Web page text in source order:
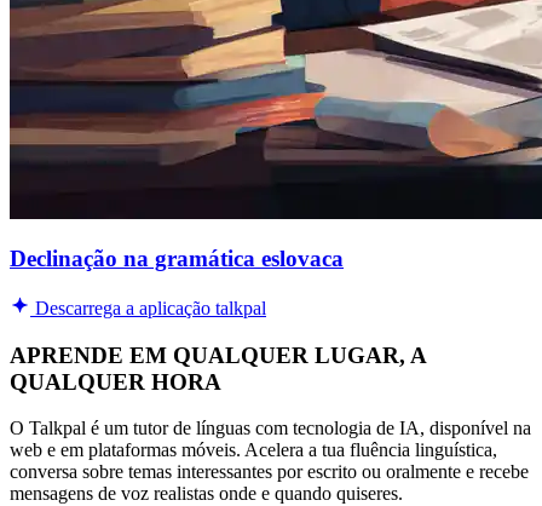
Declinação na gramática eslovaca
Descarrega a aplicação talkpal
APRENDE EM QUALQUER LUGAR, A
QUALQUER HORA
O Talkpal é um tutor de línguas com tecnologia de IA, disponível na
web e em plataformas móveis. Acelera a tua fluência linguística,
conversa sobre temas interessantes por escrito ou oralmente e recebe
mensagens de voz realistas onde e quando quiseres.